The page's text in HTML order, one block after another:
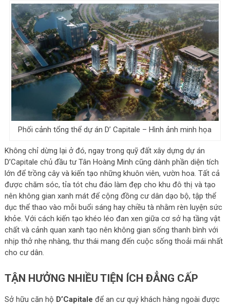
Phối cảnh tổng thể dự án D’ Capitale – Hình ảnh minh họa
Không chỉ dừng lại ở đó, ngay trong quỹ đất xây dựng dự án
D’Capitale chủ đầu tư Tân Hoàng Minh cũng dành phần diện tích
lớn để trồng cây và kiến tạo những khuôn viên, vườn hoa. Tất cả
được chăm sóc, tỉa tót chu đáo làm đẹp cho khu đô thị và tạo
nên không gian xanh mát để cộng đồng cư dân dạo bộ, tập thể
dục thể thao vào mỗi buổi sáng hay chiều tà nhằm rèn luyện sức
khỏe. Với cách kiến tạo khéo léo đan xen giữa cơ sở hạ tầng vật
chất và cảnh quan xanh tạo nên không gian sống thanh bình với
nhịp thở nhẹ nhàng, thư thái mang đến cuộc sống thoải mái nhất
cho cư dân.
TẬN HƯỞNG NHIỀU TIỆN ÍCH ĐẲNG CẤP
Sở hữu căn hộ D’Capitale để an cư quý khách hàng ngoài được